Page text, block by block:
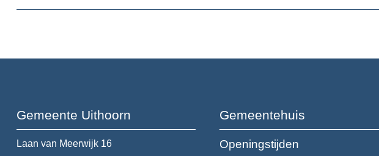
Gemeente Uithoorn
Laan van Meerwijk 16
Gemeentehuis
Openingstijden